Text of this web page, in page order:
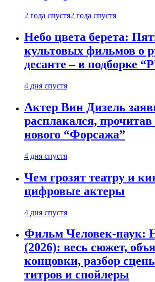
2 года спустя2 года спустя
Небо цвета берета:
культовых фильмов о
десанте – в подборке
4 дня спустя
Актер Вин Дизель
расплакался,
нового “Форсажа”
4 дня спустя
Чем грозят театру и
цифровые актеры
4 дня спустя
Фильм Человек-паук:
(2026): весь сюжет,
концовки, разбор
титров и спойлеры